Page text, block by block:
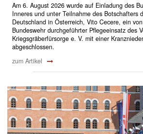
Am 6. August 2026 wurde auf Einladung des
Inneres und unter Teilnahme des Botschafters
Deutschland in Österreich, Vito Cecere, ein
Bundeswehr durchgeführter Pflegeeinsatz des
Kriegsgräberfürsorge e. V. mit einer
abgeschlossen.
zum Artikel